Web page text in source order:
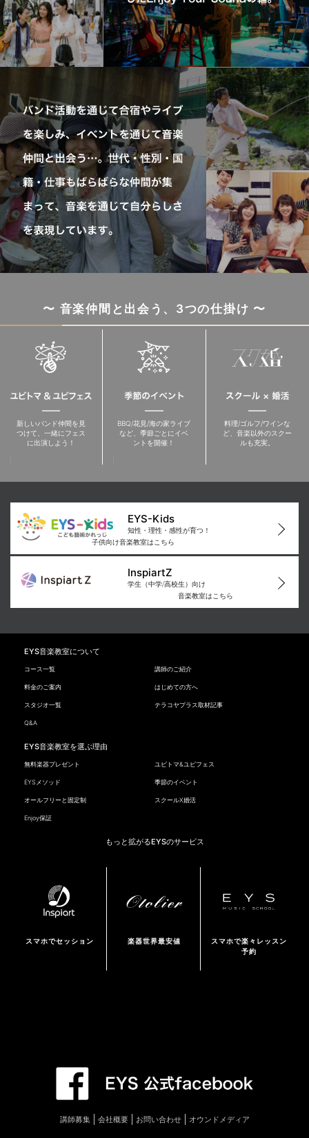
〜 音楽仲間と出会う、3つの仕掛け 〜
新しいバンド仲間を見
つけて、一緒にフェス
に出演しよう！
BBQ/花見/海の家ライブ
など、季節ごとにイベ
ントを開催！
料理/ゴルフ/ワインな
ど、音楽以外のスクー
ルも充実。
EYS-Kids
知性・理性・感性が育つ！
子供向け音楽教室はこちら
InspiartZ
学生（中学/高校生）向け
音楽教室はこちら
EYS音楽教室について
コース一覧 講師のご紹介
料金のご案内 はじめての方へ
スタジオ一覧 テラコヤプラス取材記事
Q&A
EYS音楽教室を選ぶ理由
無料楽器プレゼント ユビトマ&ユビフェス
EYSメソッド 季節のイベント
オールフリーと固定制 スクールX婚活
Enjoy保証
もっと拡がるEYSのサービス
スマホでセッション 楽器世界最安値
スマホで楽々レッスン
予約
講師募集 会社概要 お問い合わせ オウンドメディア